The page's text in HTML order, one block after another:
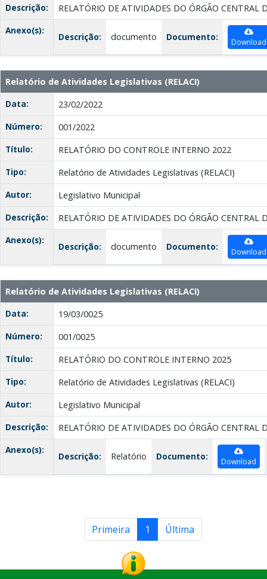
Descrição:
RELATÓRIO DE ATIVIDADES DO ÓRGÃO CENTRAL
Anexo(s):
Descrição: documento Documento: Download
Relatório de Atividades Legislativas (RELACI)
Data:
23/02/2022
Número:
001/2022
Título:
RELATÓRIO DO CONTROLE INTERNO 2022
Tipo:
Relatório de Atividades Legislativas (RELACI)
Autor:
Legislativo Municipal
Descrição:
RELATÓRIO DE ATIVIDADES DO ÓRGÃO CENTRAL
Anexo(s):
Descrição: documento Documento: Download
Relatório de Atividades Legislativas (RELACI)
Data:
19/03/0025
Número:
001/0025
Título:
RELATÓRIO DO CONTROLE INTERNO 2025
Tipo:
Relatório de Atividades Legislativas (RELACI)
Autor:
Legislativo Municipal
Descrição:
RELATÓRIO DE ATIVIDADES DO ÓRGÃO CENTRAL
Anexo(s):
Descrição: Relatório Documento: Download
Primeira 1 Última